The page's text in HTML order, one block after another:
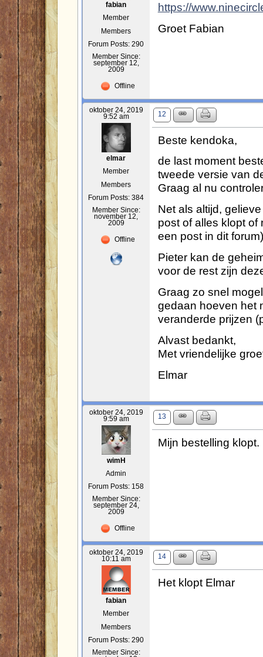
fabian
Member
Members
Forum Posts: 290
Member Since:
september 12,
2009
Offline
https://
Groet Fabian
oktober 24, 2019
9:52 am
elmar
Member
Members
Forum Posts: 384
Member Since:
november 12,
2009
Offline
12
Beste kendoka,
de last moment
tweede versie van
Graag al nu
Net als altijd,
post of alles klopt of
een post in dit
Pieter kan de
voor de rest zijn
Graag zo snel
gedaan hoeven het
veranderde prijzen
Alvast bedankt,
Met vriendelijke
Elmar
oktober 24, 2019
9:59 am
wimH
Admin
Forum Posts: 158
Member Since:
september 24,
2009
Offline
13
Mijn bestelling klopt.
oktober 24, 2019
10:11 am
fabian
Member
Members
Forum Posts: 290
Member Since:
14
Het klopt Elmar